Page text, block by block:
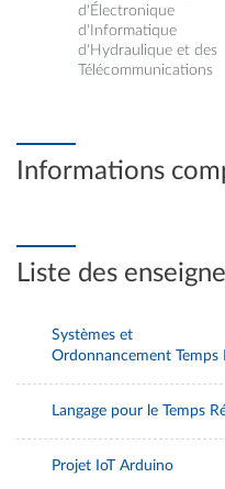
d'Électronique
d'Informatique
d'Hydraulique et des
Télécommunications
Informations
Liste des
Systèmes et
Ordonnancement Temps
Langage pour le Temps
Projet IoT Arduino